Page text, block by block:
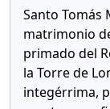
Santo Tomás
matrimonio
primado del
la Torre de
integérrima,